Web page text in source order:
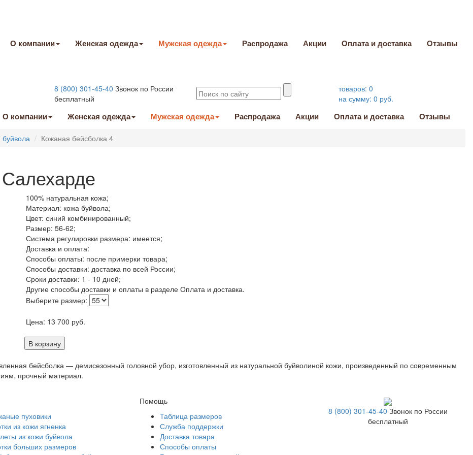
О компании Женская одежда Мужская одежда Распродажа Акции Оплата и доставка Отзывы
8 (800) 301-45-40 Звонок по России
бесплатный
товаров: 0
на сумму: 0 руб.
О компании Женская одежда Мужская одежда Распродажа Акции Оплата и доставка Отзывы
буйвола Кожаная бейсболка 4
100% натуральная кожа;
Материал: кожа буйвола;
Цвет: синий комбинированный;
Размер: 56-62;
Система регулировки размера: имеется;
Доставка и оплата:
Способы оплаты: после примерки товара;
Способы доставки: доставка по всей России;
Сроки доставки: 1 - 10 дней;
Другие способы доставки и оплаты в разделе Оплата и доставка.
Выберите размер:
Цена: 13 700 руб.
В корзину
бейсболка — демисезонный головной убор, изготовленный из натуральной буйволиной кожи, произведенный по современным
прочный материал.
пуховики
из кожи ягненка
из кожи буйвола
больших размеров
Помощь
Таблица размеров
Служба поддержки
Доставка товара
Способы оплаты
8 (800) 301-45-40 Звонок по России
бесплатный